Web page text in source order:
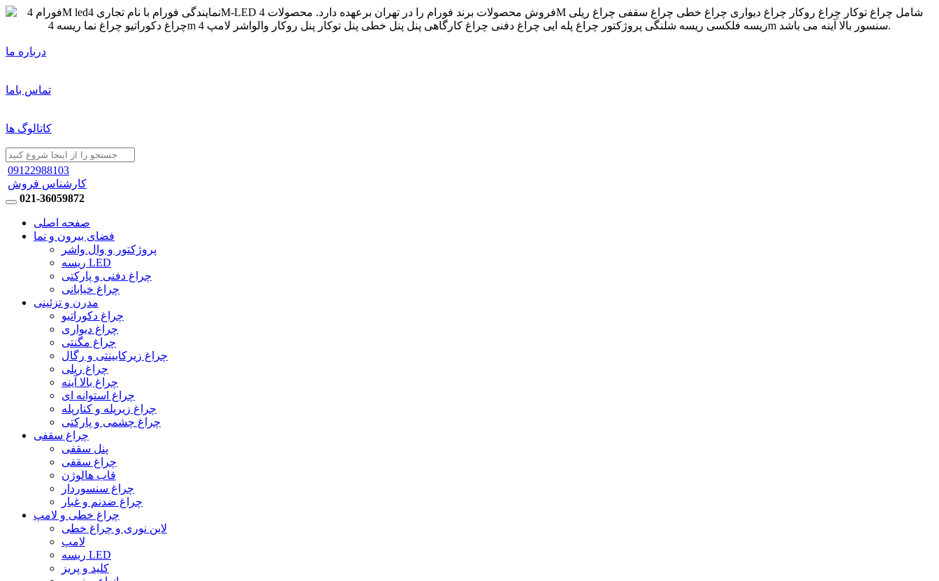
درباره ما
تماس باما
کاتالوگ ها
09122988103
کارشناس فروش
021-36059872
صفحه اصلی
فضای بیرون و نما
پروژکتور و وال واشر
ریسه LED
چراغ دفنی و پارکتی
چراغ خیابانی
مدرن و تزئینی
چراغ دکوراتیو
چراغ دیواری
چراغ مگنتی
چراغ زیرکابینتی و رگال
چراغ ریلی
چراغ بالا آینه
چراغ استوانه ای
چراغ زیرپله و کنارپله
چراغ چشمی و پارکتی
چراغ سقفی
پنل سقفی
چراغ سقفی
قاب هالوژن
چراغ سنسوردار
چراغ ضدنم و غبار
چراغ خطی و لامپ
لاین نوری و چراغ خطی
لامپ
ریسه LED
کلید و پریز